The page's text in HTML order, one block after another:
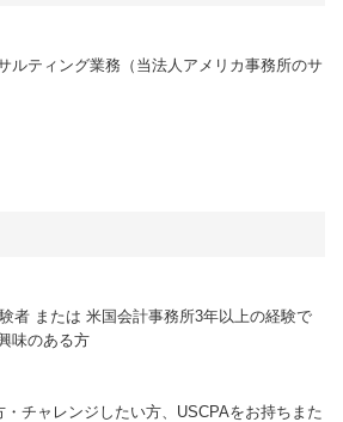
ルティング業務（当法人アメリカ事務所のサ
者 または 米国会計事務所3年以上の経験で
味のある方
チャレンジしたい方、USCPAをお持ちまた